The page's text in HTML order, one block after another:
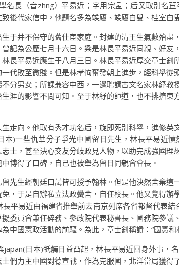
名長（音zhng）平易近；字用宗孟；后又取別名
後代家信中，他題名多為竢廬、竢廬白叟、桂室白
于并不保守的舊仕宦家庭。封建的清王生氣數殆
記為公歷七月十六日。梁是林長平易近同親、好
長平易近應生于八月三日。林長平易近厚交章士
代敗至微賤。但是林孝恂奮發朝上進步，經科舉
分男女；所課兼容中西，一邊聘請古文名家林紓
涯的影響不問可知。至于林紓的師道，也不排擠
走向。他取有秀才功名后，旋即死別科舉，進修
)一些仇華分子爭光中國留日先生，林長平易近
士，甚至決心交友分歧政見人物，以助完成強國理
博得了口碑，自己也被舉為留日同親會會長。
先生經朝廷口試皆可授予翰林。但是他決然舍棄
，于是自辦私立法政黌舍，自任校長。他又覺得辦
平易近由福建省推舉前去南京列席各省都督代表
委員會兼任碎務、參政院代表秘書長、國務院參
中國憲政活動的前驅。為此，章士釗稱讚：“國憲和
日本)牴觸日益凸起，林長平易近回身外事，
們力主中國對德宣戰，作為克服國，北洋當局獲得